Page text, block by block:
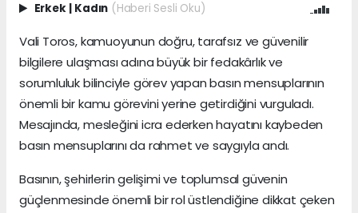
Erkek Kadın (Haberi Sesli Oku)
Vali Toros, kamuoyunun doğru, tarafsız ve güvenilir
bilgilere ulaşması adına büyük bir fedakârlık ve
sorumluluk bilinciyle görev yapan basın mensuplarının
önemli bir kamu görevini yerine getirdiğini vurguladı.
Mesajında, mesleğini icra ederken hayatını kaybeden
basın mensuplarını da rahmet ve saygıyla andı.
Basının, şehirlerin gelişimi ve toplumsal güvenin
güçlenmesinde önemli bir rol üstlendiğine dikkat çeken